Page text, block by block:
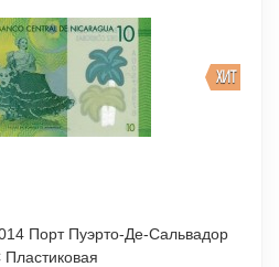
ХИТ
Порт Пуэрто-Де-Сальвадор
Альенде в Манагуа UNC Пластиковая